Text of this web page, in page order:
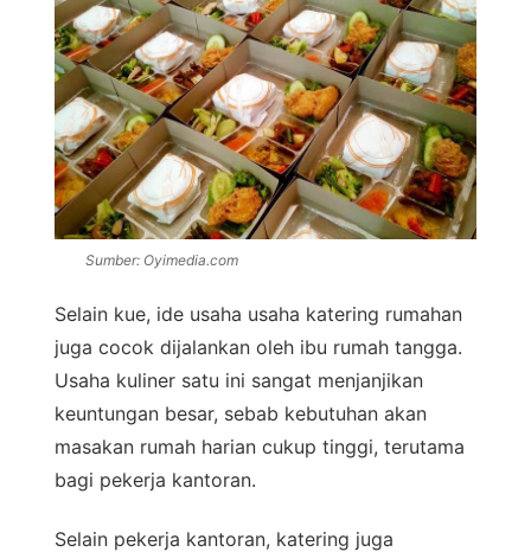
Sumber: Oyimedia.com
Selain kue, ide usaha usaha katering rumahan
juga cocok dijalankan oleh ibu rumah tangga.
Usaha kuliner satu ini sangat menjanjikan
keuntungan besar, sebab kebutuhan akan
masakan rumah harian cukup tinggi, terutama
bagi pekerja kantoran.
Selain pekerja kantoran, katering juga